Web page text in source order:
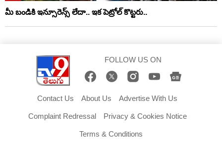
మీ బండికి ఇన్సూరెన్స్ లేదా.. ఇక పెట్రోల్ కొట్టరు..
FOLLOW US ON
Contact Us About Us Advertise With Us
Complaint Redressal Privacy & Cookies Notice
Terms & Conditions